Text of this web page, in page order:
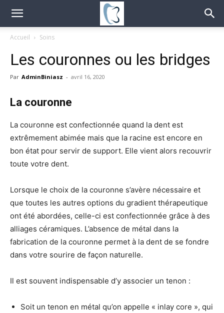
Accueil Soins
Les couronnes ou les bridges
Par AdminBiniasz - avril 16, 2020
La couronne
La couronne est confectionnée quand la dent est
extrêmement abimée mais que la racine est encore en
bon état pour servir de support. Elle vient alors recouvrir
toute votre dent.
Lorsque le choix de la couronne s’avère nécessaire et
que toutes les autres options du gradient thérapeutique
ont été abordées, celle-ci est confectionnée grâce à des
alliages céramiques. L’absence de métal dans la
fabrication de la couronne permet à la dent de se fondre
dans votre sourire de façon naturelle.
Il est souvent indispensable d’y associer un tenon :
Soit un tenon en métal qu’on appelle « inlay core », qui